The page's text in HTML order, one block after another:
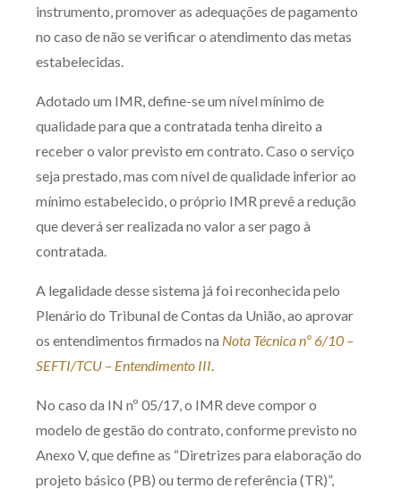
instrumento, promover as adequações de pagamento
no caso de não se verificar o atendimento das metas
estabelecidas.
Adotado um IMR, define-se um nível mínimo de
qualidade para que a contratada tenha direito a
receber o valor previsto em contrato. Caso o serviço
seja prestado, mas com nível de qualidade inferior ao
mínimo estabelecido, o próprio IMR prevê a redução
que deverá ser realizada no valor a ser pago à
contratada.
A legalidade desse sistema já foi reconhecida pelo
Plenário do Tribunal de Contas da União, ao aprovar
os entendimentos firmados na Nota Técnica nº 6/10 –
SEFTI/TCU – Entendimento III.
No caso da IN nº 05/17, o IMR deve compor o
modelo de gestão do contrato, conforme previsto no
Anexo V, que define as “Diretrizes para elaboração do
projeto básico (PB) ou termo de referência (TR)”,